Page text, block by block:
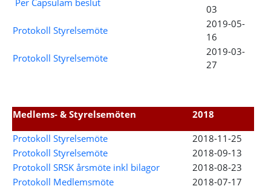
Per Capsulam beslut
03
Protokoll Styrelsemöte
2019-05-
16
Protokoll Styrelsemöte
2019-03-
27
Medlems- & Styrelsemöten
2018
Protokoll Styrelsemöte
2018-11-25
Protokoll Styrelsemöte
2018-09-13
Protokoll SRSK årsmöte inkl bilagor
2018-08-23
Protokoll Medlemsmöte
2018-07-17